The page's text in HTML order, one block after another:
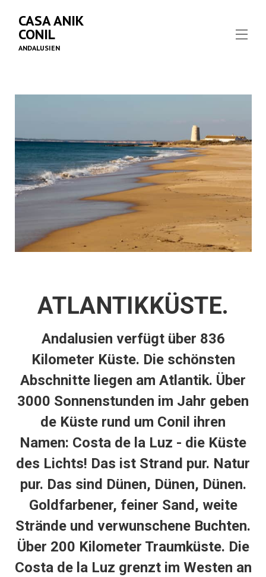
CASA ANIK
CONIL
ANDALUSIEN
Andalusien Atlanterhavskysten
Udflugter
vi
ATLANTIKKÜSTE.
Andalusien verfügt über 836
Kilometer Küste. Die schönsten
Abschnitte liegen am Atlantik. Über
3000 Sonnenstunden im Jahr geben
de Küste rund um Conil ihren
Namen: Costa de la Luz - die Küste
des Lichts! Das ist Strand pur. Natur
pur. Das sind Dünen, Dünen, Dünen.
Goldfarbener, feiner Sand, weite
Strände und verwunschene Buchten.
Über 200 Kilometer Traumküste. Die
Costa de la Luz grenzt im Westen an